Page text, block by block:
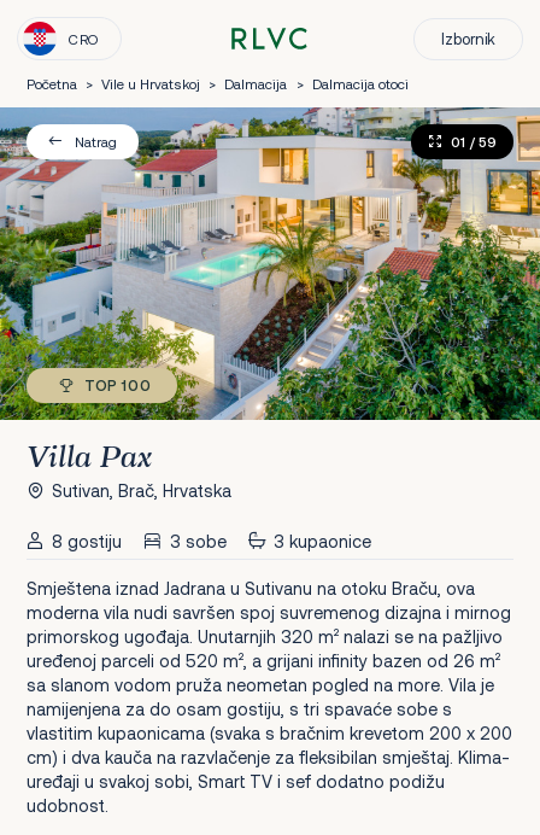
CRO Izbornik
Početna > Vile u Hrvatskoj > Dalmacija > Dalmacija otoci
Natrag
TOP 100
01 / 59
Villa Pax
Sutivan, Brač, Hrvatska
8 gostiju 3 sobe 3 kupaonice
Smještena iznad Jadrana u Sutivanu na otoku Braču, ova
moderna vila nudi savršen spoj suvremenog dizajna i mirnog
primorskog ugođaja. Unutarnjih 320 m² nalazi se na pažljivo
uređenoj parceli od 520 m², a grijani infinity bazen od 26 m²
sa slanom vodom pruža neometan pogled na more. Vila je
namijenjena za do osam gostiju, s tri spavaće sobe s
vlastitim kupaonicama (svaka s bračnim krevetom 200 x 200
cm) i dva kauča na razvlačenje za fleksibilan smještaj. Klima-
uređaji u svakoj sobi, Smart TV i sef dodatno podižu
udobnost.